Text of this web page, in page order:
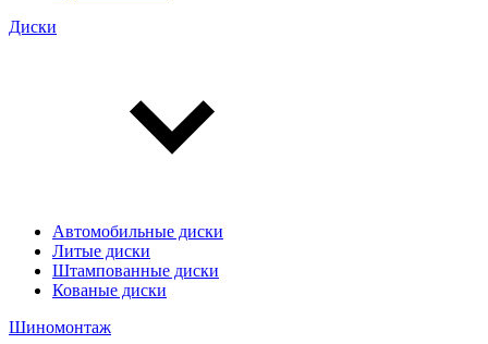
Диски
Автомобильные диски
Литые диски
Штампованные диски
Кованые диски
Шиномонтаж